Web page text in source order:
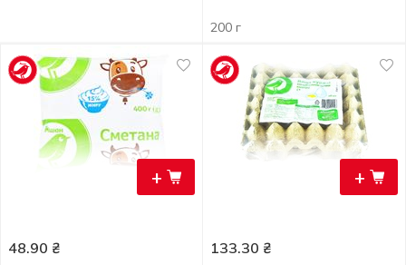
200 г
+
48.90 ₴
+
133.30 ₴